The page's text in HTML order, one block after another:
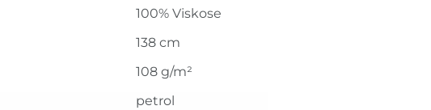
100% Viskose
138 cm
108 g/m²
petrol